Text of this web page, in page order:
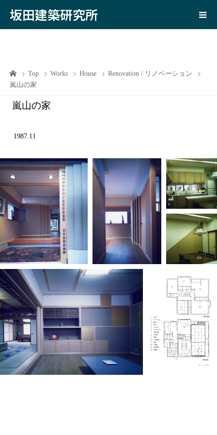
坂田建築研究所
Top Works House
Renovation / リノベーション
嵐山の家
嵐山の家
1987.11